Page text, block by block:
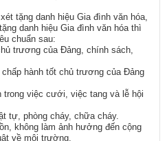
tặng danh hiệu Gia đình văn hóa,
danh hiệu Gia đình văn hóa thì
chuẩn sau:
trương của Đảng, chính sách,
hành tốt chủ trương của Đảng
trong việc cưới, việc tang và lễ hội
tự, phòng cháy, chữa cháy.
không làm ảnh hưởng đến cộng
về môi trường.